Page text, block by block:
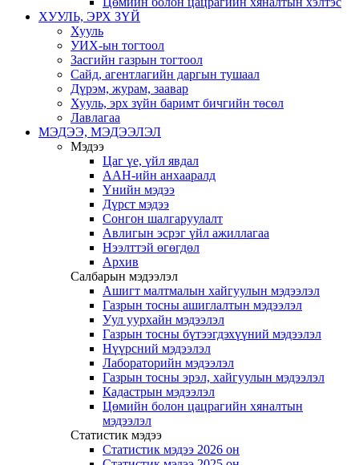
ХУУЛЬ, ЭРХ ЗҮЙ
Хууль
УИХ-ын тогтоол
Засгийн газрын тогтоол
Сайд, агентлагийн даргын тушаал
Дүрэм, журам, заавар
Хууль, эрх зүйн баримт бичгийн төсөл
Лавлагаа
МЭДЭЭ, МЭДЭЭЛЭЛ
Мэдээ
Цаг үе, үйл явдал
ААН-ийн анхааралд
Үнийн мэдээ
Дүрст мэдээ
Сонгон шалгаруулалт
Авлигын эсрэг үйл ажиллагаа
Нээлттэй өгөгдөл
Архив
Салбарын мэдээлэл
Ашигт малтмалын хайгуулын мэдээлэл
Газрын тосны ашиглалтын мэдээлэл
Уул уурхайн мэдээлэл
Газрын тосны бүтээгдэхүүний мэдээлэл
Нүүрсний мэдээлэл
Лабораторийн мэдээлэл
Газрын тосны эрэл, хайгуулын мэдээлэл
Кадастрын мэдээлэл
Цөмийн болон цацрагийн хяналтын
мэдээлэл
Статистик мэдээ
Статистик мэдээ 2026 он